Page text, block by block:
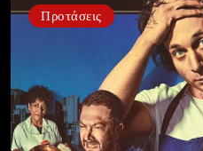
Προτάσεις